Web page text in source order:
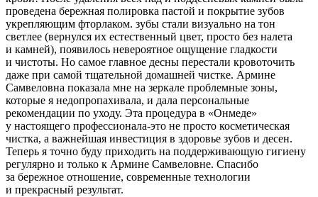
проведена бережная полировка пастой и покрытие зубов
укрепляющим фторлаком. зубы стали визуально на тон
светлее (вернулся их естественный цвет, просто без налета
и камней), появилось невероятное ощущение гладкости
и чистоты. Но самое главное десны перестали кровоточить
даже при самой тщательной домашней чистке. Армине
Самвеловна показала мне на зеркале проблемные зоны,
которые я недопропахивала, и дала персональные
рекомендации по уходу. Эта процедура в «Онмеде»
у настоящего профессионала-это не просто косметическая
чистка, а важнейшая инвестиция в здоровье зубов и десен.
Теперь я точно буду приходить на поддерживающую гигиену
регулярно и только к Армине Самвеловне. Спасибо
за бережное отношение, современные технологии
и прекрасный результат.